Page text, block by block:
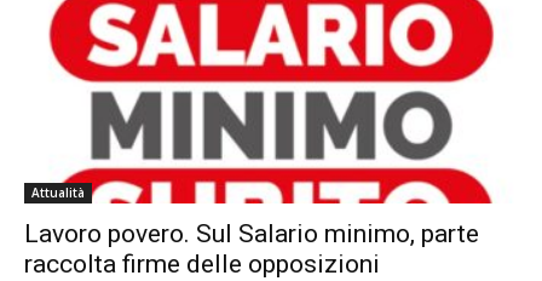
Attualità
Lavoro povero. Sul Salario minimo, parte
raccolta firme delle opposizioni